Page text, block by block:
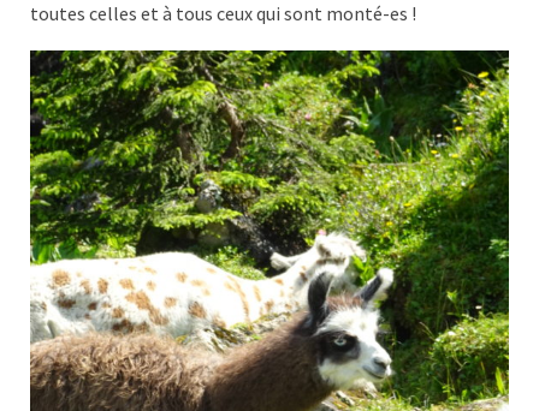
toutes celles et à tous ceux qui sont monté-es !